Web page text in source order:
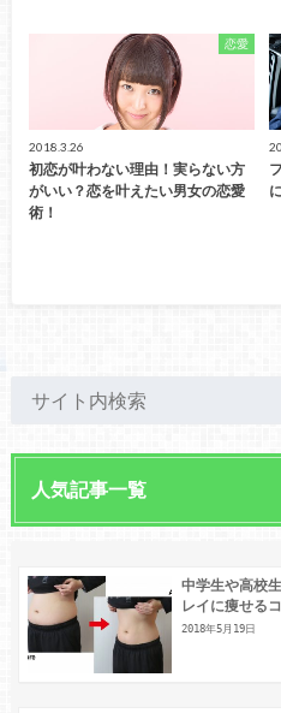
恋愛
2018.3.26
初恋が叶わない理由！実らない方
がいい？恋を叶えたい男女の恋愛
術！
人気記事一覧
中学生や高校
レイに痩せるコ
2018年5月19日